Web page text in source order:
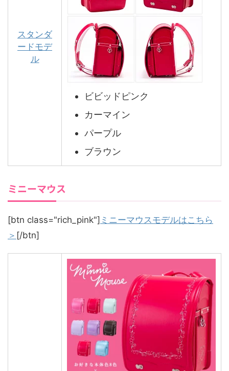
スタンダ
ードモデ
ル
ビビッドピンク
カーマイン
パープル
ブラウン
ミニーマウス
[btn class="rich_pink"] ミニーマウスモデルはこちら
＞ [/btn]